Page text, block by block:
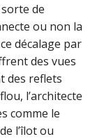
de
ou non la
décalage par
des vues
des reflets
l’architecte
comme le
l’îlot ou